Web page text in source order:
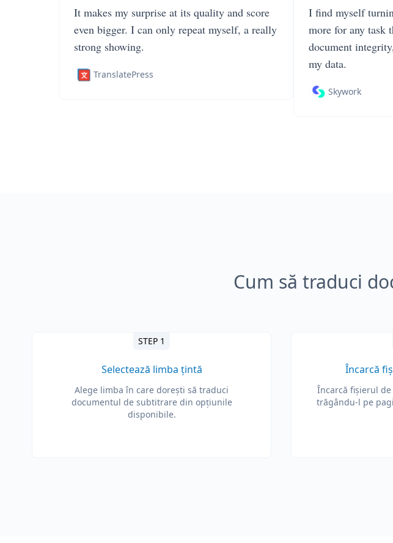
It makes my surprise at its quality and score
even bigger. I can only repeat myself, a really
strong showing.
TranslatePress
I find myself
more for any task
document
my data.
Skywork
Cum să traduci
STEP 1
Selectează limba țintă
Alege limba în care dorești să traduci
documentul de subtitrare din opțiunile
disponibile.
Încarcă
Încarcă fișierul
trăgându-l pe